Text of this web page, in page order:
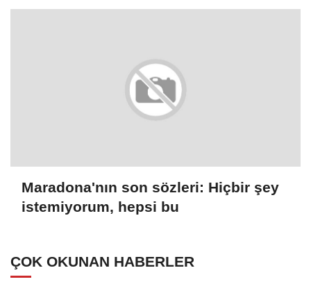
Maradona'nın son sözleri: Hiçbir şey
istemiyorum, hepsi bu
ÇOK OKUNAN HABERLER